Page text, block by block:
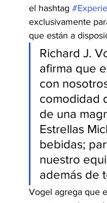
el hashtag
exclusivamente
que están a
Richard J.
afirma que
con
comodidad
de una
Estrellas
bebidas;
nuestro
además de
Vogel agrega que